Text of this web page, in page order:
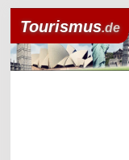
Tourismus.de